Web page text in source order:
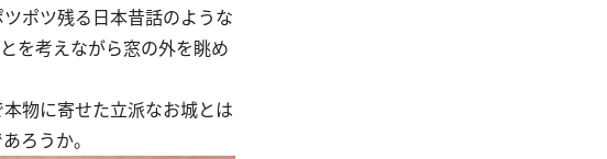
ポツ残る日本昔話のような
を考えながら窓の外を眺め
物に寄せた立派なお城とは
ろうか。